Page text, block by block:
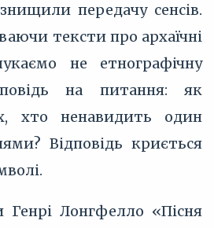
передачу сенсів.
тексти про архаїчні
не етнографічну
на питання: як
хто ненавидить один
Відповідь криється
Генрі Лонгфелло «Пісня